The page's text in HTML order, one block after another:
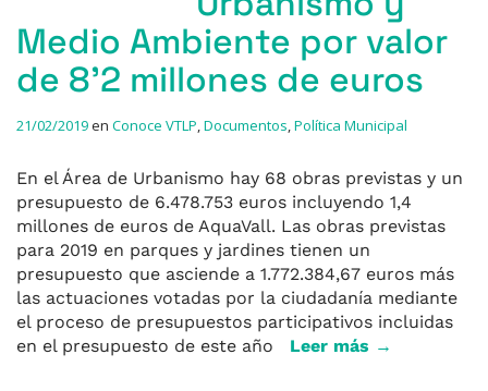
Medio Ambiente por valor
de 8’2 millones de euros
21/02/2019en Conoce VTLP,Documentos,Política Municipal
En el Área de Urbanismo hay 68 obras previstas y un
presupuesto de 6.478.753 euros incluyendo 1,4
millones de euros de AquaVall. Las obras previstas
para 2019 en parques y jardines tienen un
presupuesto que asciende a 1.772.384,67 euros más
las actuaciones votadas por la ciudadanía mediante
el proceso de presupuestos participativos incluidas
en el presupuesto de este año Leer más →